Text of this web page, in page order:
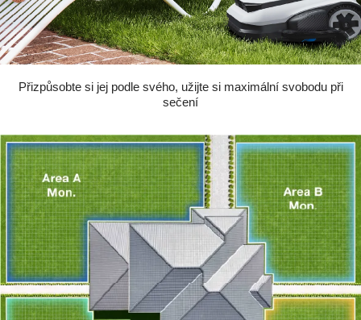
Přizpůsobte si jej podle svého, užijte si maximální svobodu při
sečení